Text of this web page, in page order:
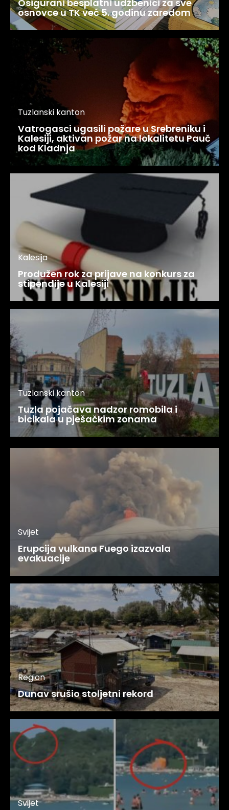
Osigurani besplatni udžbenici za sve
osnovce u TK već 5. godinu zaredom
Tuzlanski kanton
Vatrogasci ugasili požare u Srebreniku i
Kalesiji, aktivan požar na lokalitetu Pauč
kod Kladnja
Kalesija
Produžen rok za prijave na konkurs za
stipendije u Kalesiji
Tuzlanski kanton
Tuzla pojačava nadzor romobila i
bicikala u pješačkim zonama
Svijet
Erupcija vulkana Fuego izazvala
evakuacije
Region
Dunav srušio stoljetni rekord
Svijet